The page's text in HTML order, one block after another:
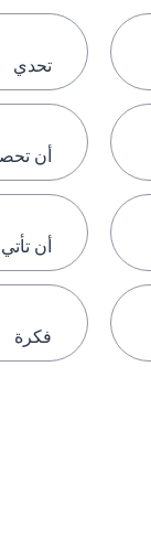
تحدي
أن
أن تأتي
فكرة